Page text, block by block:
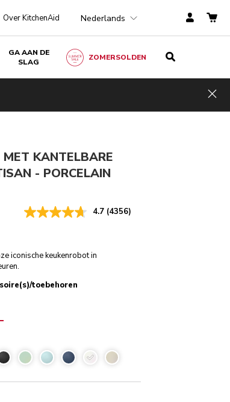
Over KitchenAid Nederlands
GA AAN DE
SLAG
ZOMERSOLDEN
MET KANTELBARE
- PORCELAIN
4.7 (4356)
iconische keukenrobot in
toebehoren
Porcelain white